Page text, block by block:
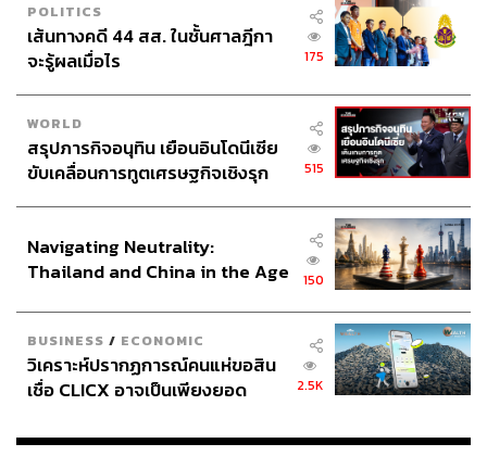
POLITICS
เส้นทางคดี 44 สส. ในชั้นศาลฎีกา
จะรู้ผลเมื่อไร
175
WORLD
สรุปภารกิจอนุทิน เยือนอินโดนีเซีย
ขับเคลื่อนการทูตเศรษฐกิจเชิงรุก
515
Navigating Neutrality:
Thailand and China in the Age
150
BUSINESS / ECONOMIC
วิเคราะห์ปรากฏการณ์คนแห่ขอสิน
เชื่อ CLICX อาจเป็นเพียงยอด
เรือนไทยที่ถูกซุกไว้
2.5K